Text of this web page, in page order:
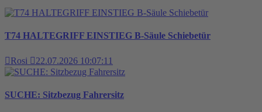
T74 HALTEGRIFF EINSTIEG B-Säule Schiebetür
Rosi 22.07.2026 10:07:11
SUCHE: Sitzbezug Fahrersitz